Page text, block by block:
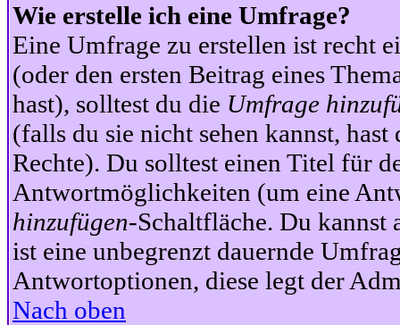
Wie erstelle ich eine Umfrage?
Eine Umfrage zu erstellen ist recht
(oder den ersten Beitrag eines
hast), solltest du die Umfrage
(falls du sie nicht sehen kannst,
Rechte). Du solltest einen Titel für
Antwortmöglichkeiten (um eine
hinzufügen-Schaltfläche. Du
ist eine unbegrenzt dauernde
Antwortoptionen, diese legt der
Nach oben